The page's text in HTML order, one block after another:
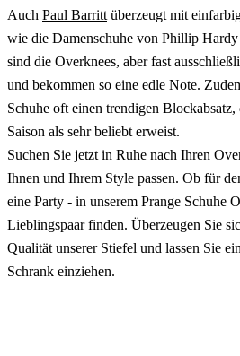
Auch Paul Barritt überzeugt mit
wie die Damenschuhe von Phillip
sind die Overknees, aber fast
und bekommen so eine edle Note.
Schuhe oft einen trendigen Blockabsatz,
Saison als sehr beliebt erweist.
Suchen Sie jetzt in Ruhe nach Ihren
Ihnen und Ihrem Style passen. Ob für
eine Party - in unserem Prange Schuhe
Lieblingspaar finden. Überzeugen Sie
Qualität unserer Stiefel und lassen Sie
Schrank einziehen.